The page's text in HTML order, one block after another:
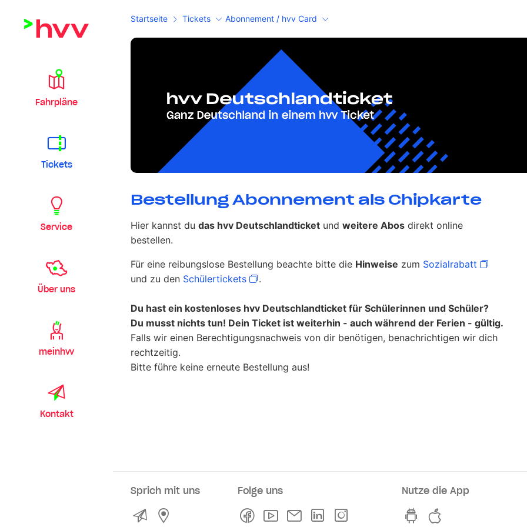
Startseite Tickets Abonnement / hvv Card
Fahrpläne
Tickets
Service
Über uns
meinhvv
Kontakt
Abonnement / hvv Card
Bestellung Abonnement als Chipkarte
Hier kannst du das hvv Deutschlandticket und weitere Abos direkt online
bestellen.
Für eine reibungslose Bestellung beachte bitte die Hinweise zum Sozialrabatt
und zu den Schülertickets .
Du hast ein kostenloses hvv Deutschlandticket für Schülerinnen und Schüler?
Du musst nichts tun! Dein Ticket ist weiterhin - auch während der Ferien - gültig.
Falls wir einen Berechtigungsnachweis von dir benötigen, benachrichtigen wir dich
rechtzeitig.
Bitte führe keine erneute Bestellung aus!
Sprich mit uns
KontaktService- und Verkaufsstellen
Folge uns
FacebookYoutubeNewsletterLinkedln
Nutze die App
hvv switch App auf